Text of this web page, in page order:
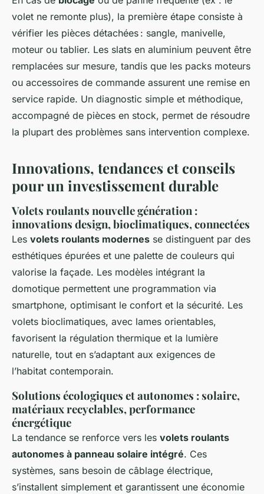
volet ne remonte plus), la première étape consiste à
vérifier les pièces détachées : sangle, manivelle,
moteur ou tablier. Les slats en aluminium peuvent être
remplacées sur mesure, tandis que les packs moteurs
ou accessoires de commande assurent une remise en
service rapide. Un diagnostic simple et méthodique,
accompagné de pièces en stock, permet de résoudre
la plupart des problèmes sans intervention complexe.
Innovations, tendances et conseils
pour un investissement durable
Volets roulants nouvelle génération :
innovations design, bioclimatiques, connectées
Les volets roulants modernes se distinguent par des
esthétiques épurées et une palette de couleurs qui
valorise la façade. Les modèles intégrant la
domotique permettent une programmation via
smartphone, optimisant le confort et la sécurité. Les
volets bioclimatiques, avec lames orientables,
favorisent la régulation thermique et la lumière
naturelle, tout en s’adaptant aux exigences de
l’habitat contemporain.
Solutions écologiques et autonomes : solaire,
matériaux recyclables, performance
énergétique
La tendance se renforce vers les volets roulants
autonomes à panneau solaire intégré. Ces
systèmes, sans besoin de câblage électrique,
s’installent simplement et garantissent une économie